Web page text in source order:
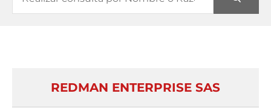
REDMAN ENTERPRISE SAS